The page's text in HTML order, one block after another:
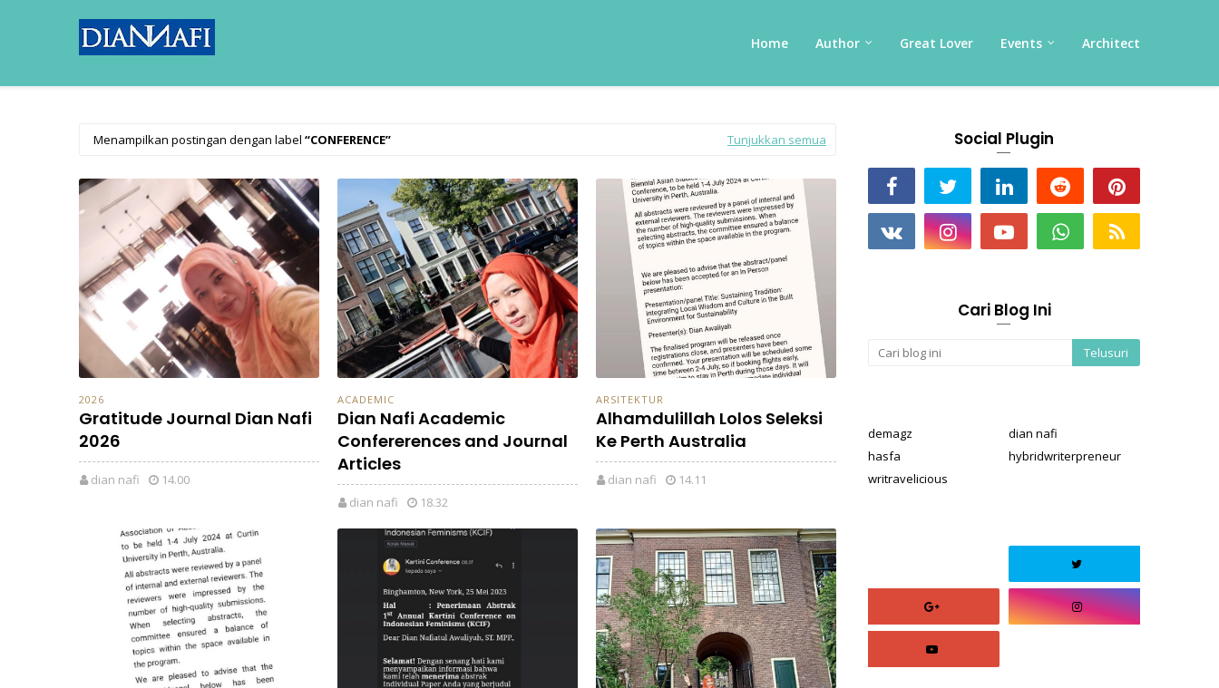
Home Author Great Lover Events Architect
Menampilkan postingan dengan label CONFERENCE Tunjukkan semua
2026
Gratitude Journal Dian Nafi
2026
dian nafi 14.00
ACADEMIC
Dian Nafi Academic
Confererences and Journal
Articles
dian nafi 18.32
ARSITEKTUR
Alhamdulillah Lolos Seleksi
Ke Perth Australia
dian nafi 14.11
Social Plugin
Cari Blog Ini
demagz
dian nafi
hasfa
hybridwriterpreneur
writravelicious